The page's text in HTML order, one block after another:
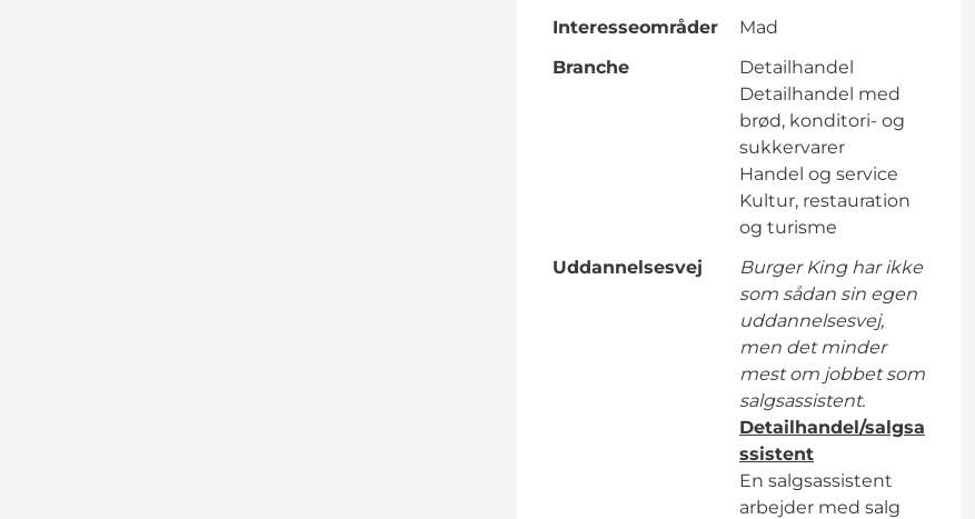
Interesseområder
Mad
Branche
Detailhandel
Detailhandel med
brød, konditori- og
sukkervarer
Handel og service
Kultur, restauration
og turisme
Uddannelsesvej
Burger King har ikke
som sådan sin egen
uddannelsesvej,
men det minder
mest om jobbet som
salgsassistent.
Detailhandel/salgsa
ssistent
En salgsassistent
arbejder med salg